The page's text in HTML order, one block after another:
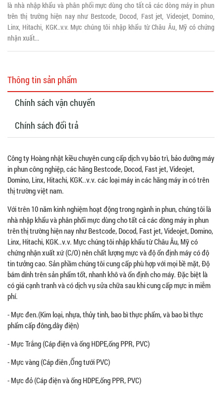
là nhà nhập khẩu và phân phối mực dùng cho tất cả các dòng máy in phun
trên thị trường hiện nay như Bestcode, Docod, Fast jet, Videojet, Domino,
Linx, Hitachi, KGK..v.v. Mực chúng tôi nhập khẩu từ Châu Âu, Mỹ có chứng
nhận xuất...
Thông tin sản phẩm
Chính sách vận chuyển
Chính sách đổi trả
Công ty Hoàng nhật kiều chuyên cung cấp dịch vụ bảo trì, bảo dưỡng máy
in phun công nghiệp, các hãng Bestcode, Docod, Fast jet, Videojet,
Domino, Linx, Hitachi, KGK..v.v. các loại máy in các hãng máy in có trên
thị trường việt nam.
Với trên 10 năm kinh nghiệm hoạt động trong ngành in phun, chúng tôi là
nhà nhập khẩu và phân phối mực dùng cho tất cả các dòng máy in phun
trên thị trường hiện nay như Bestcode, Docod, Fast jet, Videojet, Domino,
Linx, Hitachi, KGK..v.v. Mực chúng tôi nhập khẩu từ Châu Âu, Mỹ có
chứng nhận xuất xứ (C/O) nên chất lượng mực và độ ổn định máy có độ
tin tưởng cao. Sản phầm chúng tôi cung cấp phù hợp với mọi bề mặt, Độ
bám dính trên sản phẩm tốt, nhanh khô và ổn định cho máy. Đặc biệt là
có giá cạnh tranh và có dịch vụ sửa chữa sau khi cung cấp mực in miễm
phí.
- Mực đen.(Kim loại, nhựa, thủy tinh, bao bì thực phẩm, và bao bì thực
phẩm cấp đông,dây điện)
- Mực Trắng (Cáp điện và ống HDPE,ống PPR, PVC)
- Mực vàng (Cáp điên ,Ống tưới PVC)
- Mực đỏ (Cáp điện và ống HDPE,ống PPR, PVC)